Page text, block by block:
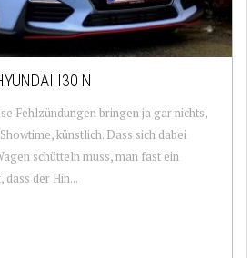
I30 N
Fehlzündungen bringen ja gar nichts,
künstlich. Dass sich dabei
schütteln muss, man fast ein
dass der Hin...